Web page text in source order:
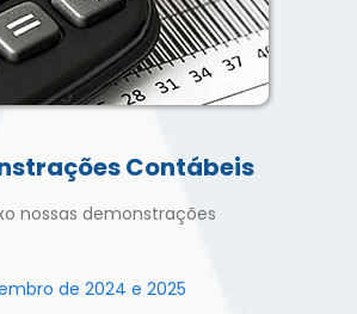
Contábeis
nossas demonstrações
de 2024 e 2025